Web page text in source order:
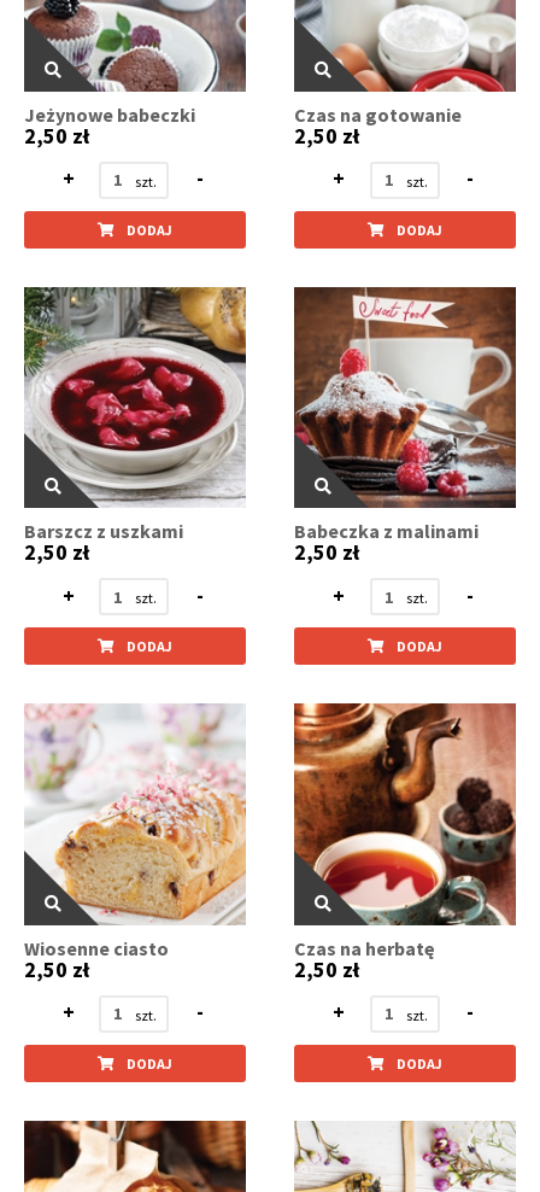
Jeżynowe babeczki
2,50 zł
+
-
DODAJ
Czas na gotowanie
2,50 zł
+
-
DODAJ
Barszcz z uszkami
2,50 zł
+
-
DODAJ
Babeczka z malinami
2,50 zł
+
-
DODAJ
Wiosenne ciasto
2,50 zł
+
-
DODAJ
Czas na herbatę
2,50 zł
+
-
DODAJ